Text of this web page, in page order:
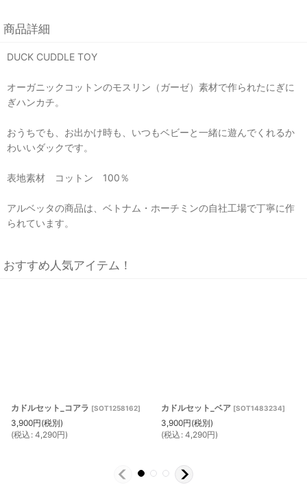
商品詳細
DUCK CUDDLE TOY
オーガニックコットンのモスリン（ガーゼ）素材で作られたにぎに
ぎハンカチ。
おうちでも、お出かけ時も、いつもベビーと一緒に遊んでくれるか
わいいダックです。
表地素材 コットン 100％
アルベッタの商品は、ベトナム・ホーチミンの自社工場で丁寧に作
られています。
おすすめ人気アイテム！
カドルセット_コアラ [SOT1258162]
3,900円(税別)
(税込 : 4,290円)
カドルセット_ベア [SOT1483234]
3,900円(税別)
(税込 : 4,290円)